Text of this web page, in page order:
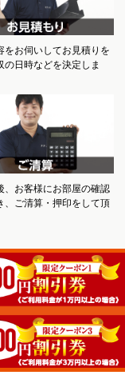
をお伺いしてお見積りを
の日時などを決定しま
、お客様にお部屋の確認
、ご清算・押印をして頂